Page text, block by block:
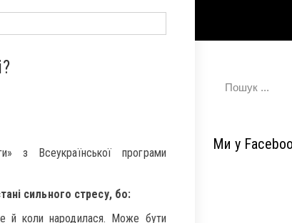
з Всеукраїнської програми
сильного стресу, бо:
й коли народилася. Може бути
Ми у